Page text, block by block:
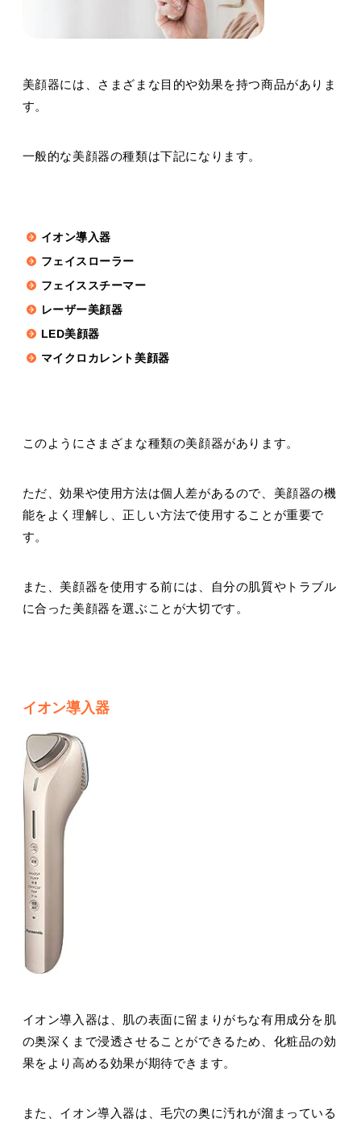
美顔器には、さまざまな目的や効果を持つ商品がありま
す。
一般的な美顔器の種類は下記になります。
イオン導入器
フェイスローラー
フェイススチーマー
レーザー美顔器
LED美顔器
マイクロカレント美顔器
このようにさまざまな種類の美顔器があります。
ただ、効果や使用方法は個人差があるので、美顔器の機
能をよく理解し、正しい方法で使用することが重要で
す。
また、美顔器を使用する前には、自分の肌質やトラブル
に合った美顔器を選ぶことが大切です。
イオン導入器
イオン導入器は、肌の表面に留まりがちな有用成分を肌
の奥深くまで浸透させることができるため、化粧品の効
果をより高める効果が期待できます。
また、イオン導入器は、毛穴の奥に汚れが溜まっている